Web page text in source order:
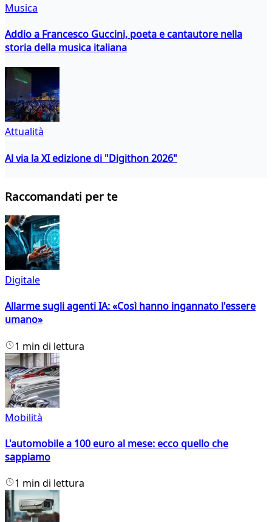
Musica
Addio a Francesco Guccini, poeta e cantautore nella
storia della musica italiana
Attualità
Al via la XI edizione di "Digithon 2026"
Raccomandati per te
Digitale
Allarme sugli agenti IA: «Così hanno ingannato l'essere
umano»
1 min di lettura
Mobilità
L'automobile a 100 euro al mese: ecco quello che
sappiamo
1 min di lettura